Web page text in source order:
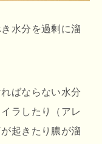
水分を過剰に溜
ばならない水分
ラしたり（アレ
起きたり膿が溜